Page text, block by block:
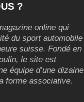
?
online qui
du sport automobile
suisse. Fondé en
le site est
équipe d’une dizaine
forme associative.